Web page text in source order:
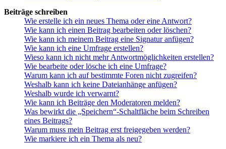
Beiträge schreiben
Wie erstelle ich ein neues Thema oder eine Antwort?
Wie kann ich einen Beitrag bearbeiten oder löschen?
Wie kann ich meinem Beitrag eine Signatur anfügen?
Wie kann ich eine Umfrage erstellen?
Wieso kann ich nicht mehr Antwortmöglichkeiten erstellen?
Wie bearbeite oder lösche ich eine Umfrage?
Warum kann ich auf bestimmte Foren nicht zugreifen?
Weshalb kann ich keine Dateianhänge anfügen?
Weshalb wurde ich verwarnt?
Wie kann ich Beiträge den Moderatoren melden?
Was bewirkt die „Speichern“-Schaltfläche beim Schreiben
eines Beitrags?
Warum muss mein Beitrag erst freigegeben werden?
Wie markiere ich ein Thema als neu?